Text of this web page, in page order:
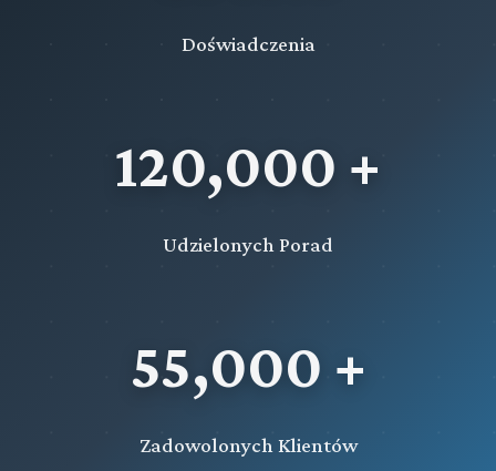
Doświadczenia
120,000 +
Udzielonych Porad
55,000 +
Zadowolonych Klientów